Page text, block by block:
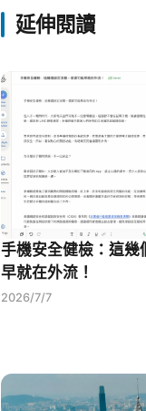
延伸閱讀
手機安全健檢：這幾
早就在外流！
2026/7/7